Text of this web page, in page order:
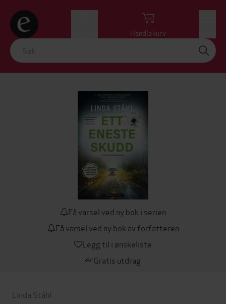
Handlekurv
Få varsel ved ny bok i serien
Få varsel ved ny bok av forfatteren
Legg til i ønskeliste
Gratis utdrag
Linda Ståhl